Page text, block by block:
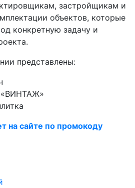
застройщикам и
объектов, которые
конкретную задачу и
представлены:
«ВИНТАЖ»
на сайте по промокоду